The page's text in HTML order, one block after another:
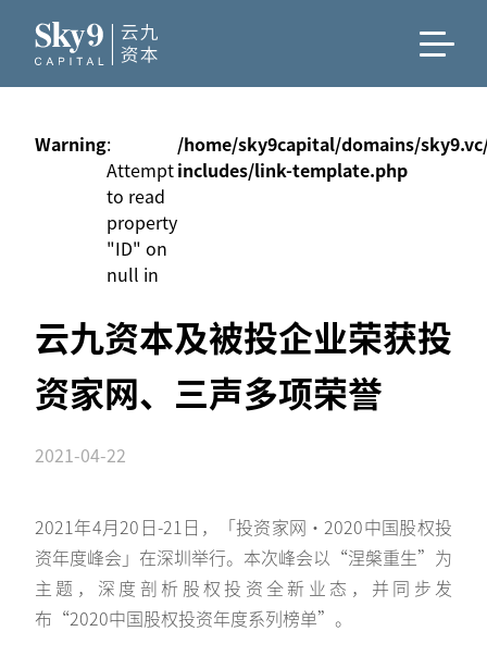
Warning:
Attempt
to read
property
"ID" on
null in
/home/sky9capital/domains/
includes/link-template.php
云九资本及被投企业荣获投
资家网、三声多项荣誉
2021-04-22
2021年4月20日-21日，「投资家网·2020中国股权投
资年度峰会」在深圳举行。本次峰会以“涅槃重生”为
主题，深度剖析股权投资全新业态，并同步发
布“2020中国股权投资年度系列榜单”。